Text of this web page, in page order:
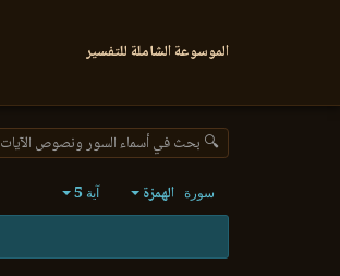
الموسوعة الشاملة للتفسير
🔍 بحث في أسماء السور ونصوص الآيات
سورة الهمزة آية 5